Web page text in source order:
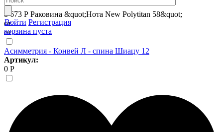
Войти Регистрация
корзина пуста
8 673 Р Раковина &quot;Нота New Polytitan 58&quot;
от
от
Асимметрия - Конвей Л - спина Шиацу 12
Артикул:
0 Р